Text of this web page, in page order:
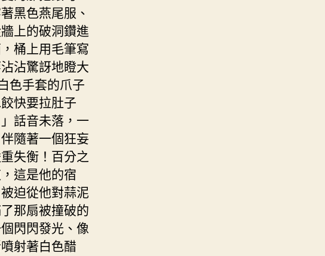
黑色燕尾服、
上的破洞鑽進
桶上用毛筆寫
沾驚訝地瞪大
色手套的爪子
快要拉肚子
話音未落，一
隨著一個狂妄
失衡！百分之
這是他的宿
迫從他對蒜泥
那扇被撞破的
閃閃發光、像
射著白色醋